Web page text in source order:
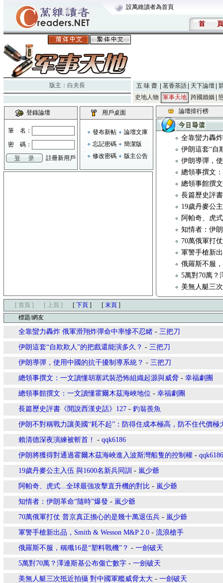
設萬維讀者為首頁
首 頁
版主： 白夫長 五 味 齋 茗香茶語 天下論壇
史地人物
軍事天地 跨國婚姻
登錄論壇
筆 名：
密 碼：
註冊新用戶
用戶桌面
發布新帖
論壇文庫
忘記密碼
簡潔版
修改密碼
版主公告
論壇排行榜
全靠蠻力轟
伊朗這套“自
伊朗導彈，
總領事撰文
總領事館撰
長篇歷史評
19歲丹麥公
阿帕奇、虎
知情者：伊
70萬俄軍打
軍警手槍新
俄羅斯不服
5萬對70萬？
美無人艇三
[ 首頁 ] [ 上頁 ] [ 下頁 ] [ 末頁 ]
標題/網友
全靠蠻力轟炸 俄軍滑翔炸彈命中率慘不忍睹 - 三把刀
伊朗這套“自欺欺人”的把戲還能演多久？ - 三把刀
伊朗導彈，使用中國的抗干擾制導系統？ - 三把刀
總領事撰文：一文讀懂胡塞武裝恐怖組織起源與威脅 - 幸福劇團
總領事館撰文：一文讀懂霍爾木茲海峽地位 - 幸福劇團
長篇歷史評書《閒說西漢史話》127 - 釣翁羨魚
伊朗不對稱戰力讓美國“耗不起”：防得住成本極高，防不住代價極
賴清德深夜演練被斬首！ - qqk6186
伊朗將獲得對通過霍爾木茲海峽進入波斯灣船隻的控制權 - qqk6186
19歲丹麥公主入伍 與1600名新兵同訓 - 嵐少爺
阿帕奇、虎式...全球最強攻擊直升機的對比 - 嵐少爺
知情者：伊朗革命“隨時”爆發 - 嵐少爺
70萬俄軍打仗 普京真正擔心的是幾十萬退伍兵 - 嵐少爺
軍警手槍新出品，Smith & Wesson M&P 2.0 - 流浪槍手
俄羅斯不服，稱殲16是“塑料戰機”？ - 一劍破天
5萬對70萬？澤連斯基公布傷亡數字 - 一劍破天
美無人艇三次抵近拍攝 對中國軍艦威脅太大 - 一劍破天